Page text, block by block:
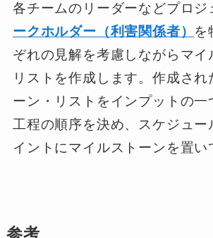
各チームのリーダーなどプロジ
ークホルダー（利害関係者） を
ぞれの見解を考慮しながらマイ
リストを作成します。作成され
ーン・リストをインプットの一
工程の順序を決め、スケジュー
イントにマイルストーンを置い
参考